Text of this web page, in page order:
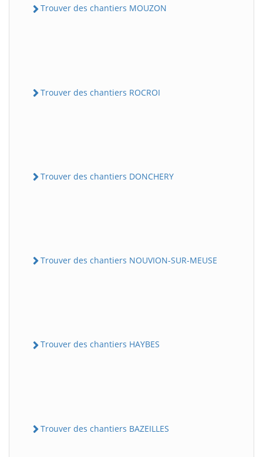
Trouver des chantiers MOUZON
Trouver des chantiers ROCROI
Trouver des chantiers DONCHERY
Trouver des chantiers NOUVION-SUR-MEUSE
Trouver des chantiers HAYBES
Trouver des chantiers BAZEILLES